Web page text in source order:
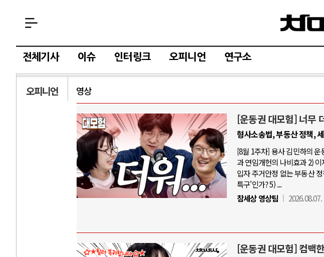
전체기사 이슈 인터링크 오피니언 연구소
오피니언 영상
[운동권 대모험] 너무
형사소송법, 부동산 정책,
[8월 1주차] 용사 김민하의
과 연임개헌의 나비효과 2)
입자 주거안정 없는 부동산
특구'인가? 5) ...
참세상 영상팀
[운동권 대모험] 컴백
AI와 인간
중국 AI, 저가 공세로 글로벌 토큰 시..
AI 국부펀드 구상 놓고 미국 진보진영 ..
AI 데이터센터 반대 투쟁은 새로운 글로..
AI의 숨은 환경 비용: 데이터센터 확산..
러시아-우크라이나 전쟁
전쟁의 추상화: 우크라이나, 대리전의 역..
EU·우크라이나 드론 협력 직후, 러시아..
나토, 우크라 군사지원 2027년까지 공..
우크라이나, 덴마크, 에스토니아, 네덜란..